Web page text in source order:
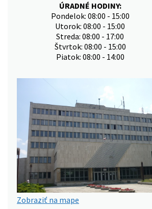
ÚRADNÉ HODINY:
Pondelok: 08:00 - 15:00
Utorok: 08:00 - 15:00
Streda: 08:00 - 17:00
Štvrtok: 08:00 - 15:00
Piatok: 08:00 - 14:00
Zobraziť na mape